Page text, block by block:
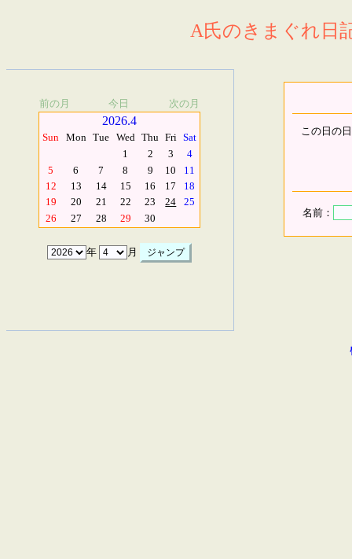
A氏のきまぐれ日
前の月 今日 次の月
2026.4
Sun Mon Tue Wed Thu Fri Sat
1
2 3
4
5
6 7 8 9 10
11
12
13 14 15 16 17
18
19
20 21 22 23 24
25
26
27 28 29 30
年 月
この日の
名前：